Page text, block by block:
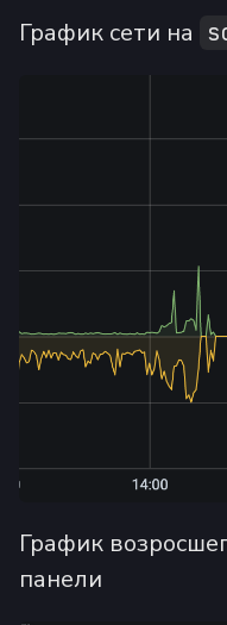
График сети на
График
панели